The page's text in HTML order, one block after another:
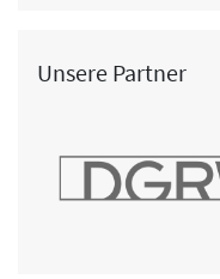
Unsere Partner